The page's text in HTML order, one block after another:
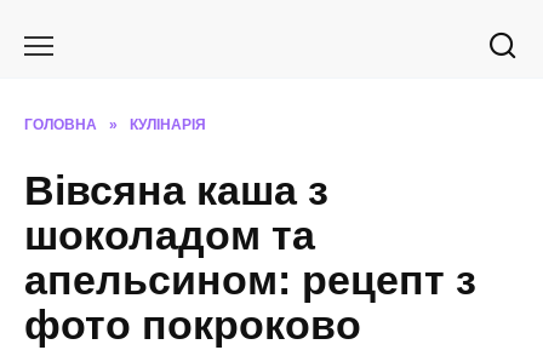
ГОЛОВНА » КУЛІНАРІЯ
Вівсяна каша з
шоколадом та
апельсином: рецепт з
фото покроково